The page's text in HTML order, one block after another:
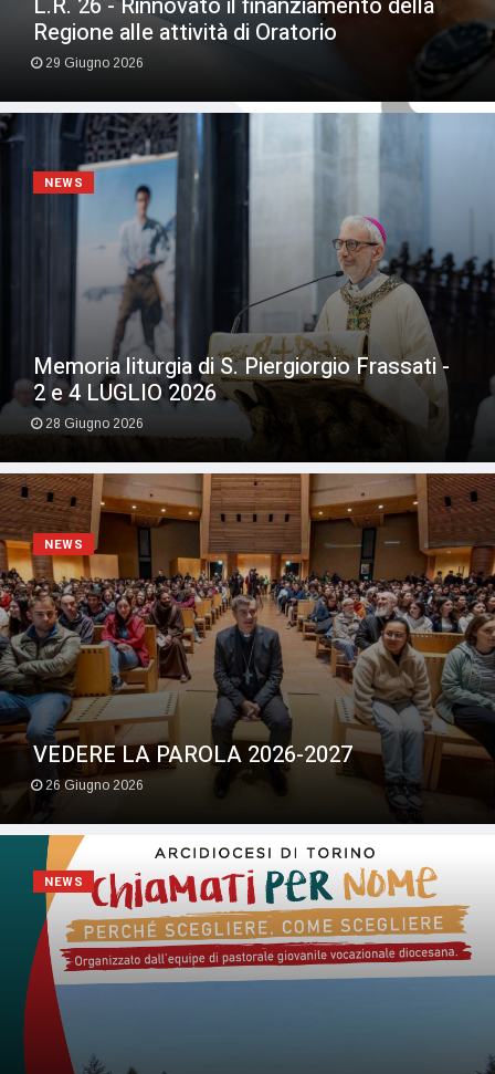
Regione alle attività di Oratorio
29 Giugno 2026
Memoria liturgia di S. Piergiorgio Frassati -
2 e 4 LUGLIO 2026
28 Giugno 2026
NEWS
VEDERE LA PAROLA 2026-2027
26 Giugno 2026
NEWS
NEWS